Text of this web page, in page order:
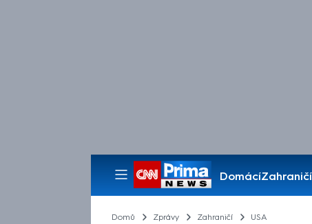
DomácíZahraničí
Pořady
Domů Zprávy Zahraničí USA